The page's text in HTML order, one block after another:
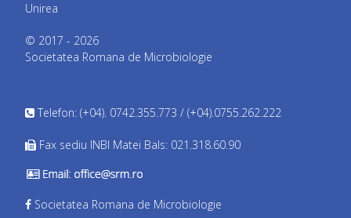
Unirea
© 2017 - 2026
Societatea Romana de Microbiologie
Telefon: (+04). 0742.355.773 / (+04).0755.262.222
Fax sediu INBI Matei Bals: 021.318.60.90
Societatea Romana de Microbiologie